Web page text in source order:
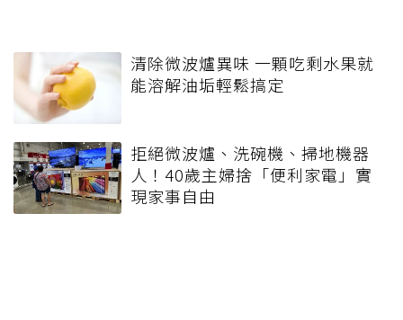
清除微波爐異味 一顆吃剩水果就
能溶解油垢輕鬆搞定
拒絕微波爐、洗碗機、掃地機器
人！40歲主婦捨「便利家電」實
現家事自由